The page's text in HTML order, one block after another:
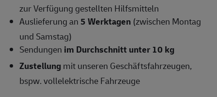
zur Verfügung gestellten Hilfsmitteln
Auslieferung an5 Werktagen (zwischen Montag
und Samstag)
Sendungen im Durchschnitt unter 10 kg
Zustellungmit unseren Geschäftsfahrzeugen,
bspw. vollelektrische Fahrzeuge